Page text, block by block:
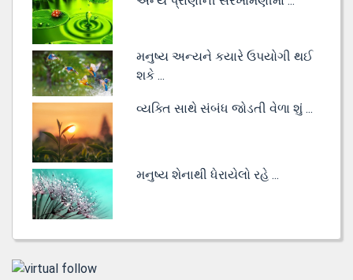
મનુષ્ય અન્યને કયારે ઉપયોગી થઈ
શકે ...
વ્યક્તિ સાથે સંબંધ જોડતી વેળા શું ...
મનુષ્ય શેનાથી ધેરાયેલો રહે ...